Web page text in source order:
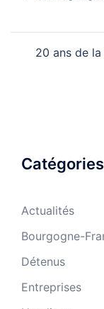
20 ans de la
Catégories
Actualités
Bourgogne-
Détenus
Entreprises